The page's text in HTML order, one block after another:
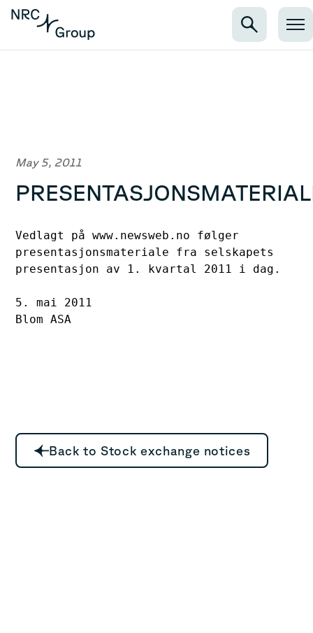
May 5, 2011
Vedlagt på www.newsweb.no følger
presentasjonsmateriale fra selskapets
presentasjon av 1. kvartal 2011 i dag.
5. mai 2011
Blom ASA
Back to Stock exchange notices